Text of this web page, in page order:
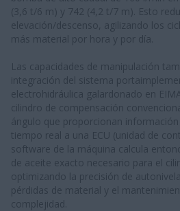
(3,6 t/6 m) y 742 (4,2 t/7 m). Esto
elevación/descenso, agilizando los
más material por hora y por día.
Las capacidades de manipulación
integración del sistema
electrohidráulica galardonado en
cilindro de compensación
ángulo que proporcionan
tiempo real a una ECU (unidad de
software de la máquina calcula
de aceite exacto necesario para el
optimizando la precisión de
pérdidas de material y el
complejidad.